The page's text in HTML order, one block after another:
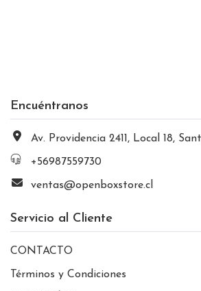
Encuéntranos
Av. Providencia 2411, Local 18, Santiago,
+56987559730
ventas@openboxstore.cl
Servicio al Cliente
CONTACTO
Términos y Condiciones